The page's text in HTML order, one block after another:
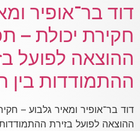
דוד בר־אופיר
חקירת יכולת –
ההוצאה לפועל
ההתמודדות בין
דוד בר־אופיר ומאיר גלבוע –
ההוצאה לפועל בזירת ההתמודדות